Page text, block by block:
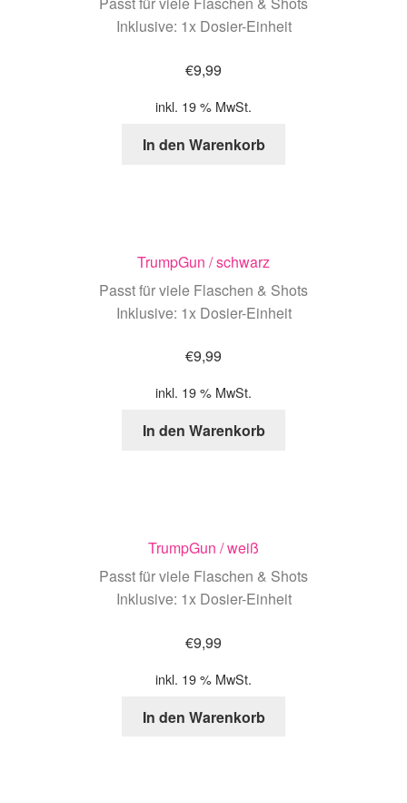
Inklusive: 1x Dosier-Einheit
€9,99
inkl. 19 % MwSt.
In den Warenkorb
TrumpGun / schwarz
Passt für viele Flaschen & Shots
Inklusive: 1x Dosier-Einheit
€9,99
inkl. 19 % MwSt.
In den Warenkorb
TrumpGun / weiß
Passt für viele Flaschen & Shots
Inklusive: 1x Dosier-Einheit
€9,99
inkl. 19 % MwSt.
In den Warenkorb